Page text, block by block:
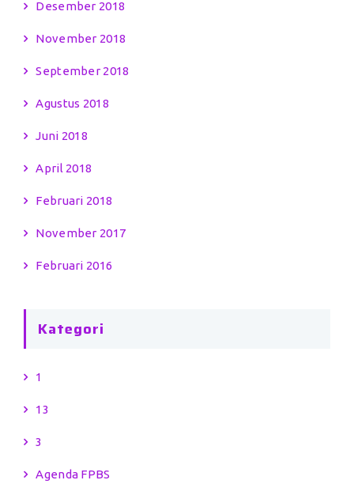
Desember 2018
November 2018
September 2018
Agustus 2018
Juni 2018
April 2018
Februari 2018
November 2017
Februari 2016
Kategori
1
13
3
Agenda FPBS